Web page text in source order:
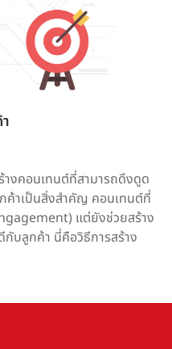
งคอนเทนต์ที่สามารถดึงดูด
ค้าเป็นสิ่งสำคัญ คอนเทนต์ที่
แต่ยังช่วยสร้าง
บลูกค้า นี่คือวิธีการสร้าง